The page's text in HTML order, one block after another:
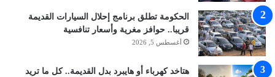
الحكومة تطلق برنامج إحلال السيارات القديمة
قريبا.. حوافز مغرية وأسعار تنافسية
أغسطس 5, 2026
هتاخد كهرباء أو هايبرد بدل القديمة.. كل ما تريد